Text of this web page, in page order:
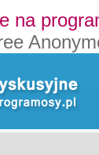
na